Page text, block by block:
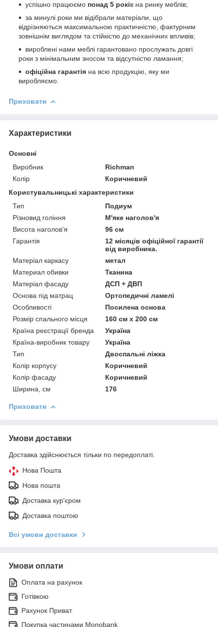
успішно працюємо понад 5 років на ринку меблів;
за минулі роки ми відібрали матеріали, що
відрізняються максимальною практичністю, фактурним
зовнішнім виглядом та стійкістю до механічних впливів;
вироблені нами меблі гарантовано прослужать довгі
роки з мінімальним зносом та відсутністю ламання;
офіційна гарантія на всю продукцію, яку ми
виробляємо.
Приховати
Характеристики
Основні
Виробник
Richman
Колір
Коричневий
Користувальницькі характеристики
Тип
Подиум
Різновид гоління
М'яке наголов'я
Висота наголов'я
96 см
Гарантія
12 місяців офіційної гарантії
від виробника.
Матеріал каркасу
метал
Материал обивки
Тканина
Матеріал фасаду
ДСП + ДВП
Основа під матрац
Ортопедичні ламелі
Особливості
Посилена основа
Розмір спального місця
160 см х 200 см
Країна реєстрації бренда
Україна
Країна-виробник товару
Україна
Тип
Двоспальні ліжка
Колір корпусу
Коричневий
Колір фасаду
Коричневий
Ширина, см
176
Приховати
Умови доставки
Доставка здійснюється тільки по передоплаті.
Нова Пошта
Нова пошта
Доставка кур'єром
Доставка поштою
Всі умови доставки
Умови оплати
Оплата на рахунок
Готівкою
Рахунок Приват
Покупка частинами Monobank